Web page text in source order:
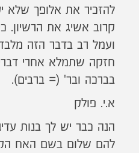
להזכיר את אלופך שלא
קרוב אשיג את הרשיון.
ועמל רב בדבר הזה
חזקה שתמלא אחרי
בברכה ובר' (= ברבים).
א.י. פולק
הנה כבר יש לך בנות
להם שלום בשם האח